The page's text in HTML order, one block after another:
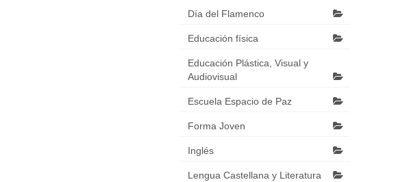
Día del Flamenco
Educación física
Educación Plástica, Visual y
Audiovisual
Escuela Espacio de Paz
Forma Joven
Inglés
Lengua Castellana y Literatura